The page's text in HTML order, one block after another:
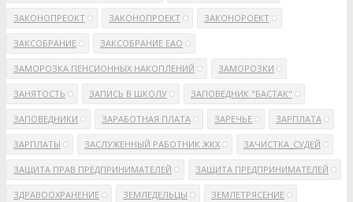
ЗАКОНОПРЕОКТ ЗАКОНОПРОЕКТ ЗАКОНОРОЕКТ
ЗАКСОБРАНИЕ ЗАКСОБРАНИЕ ЕАО
ЗАМОРОЗКА ПЕНСИОННЫХ НАКОПЛЕНИЙ ЗАМОРОЗКИ
ЗАНЯТОСТЬ ЗАПИСЬ В ШКОЛУ ЗАПОВЕДНИК "БАСТАК"
ЗАПОВЕДНИКИ ЗАРАБОТНАЯ ПЛАТА ЗАРЕЧЬЕ ЗАРПЛАТА
ЗАРПЛАТЫ ЗАСЛУЖЕННЫЙ РАБОТНИК ЖКХ ЗАЧИСТКА_СУДЕЙ
ЗАЩИТА ПРАВ ПРЕДПРИНИМАТЕЛЕЙ ЗАЩИТА ПРЕДПРИНИМАТЕЛЕЙ
ЗДРАВООХРАНЕНИЕ ЗЕМЛЕДЕЛЬЦЫ ЗЕМЛЕТРЯСЕНИЕ